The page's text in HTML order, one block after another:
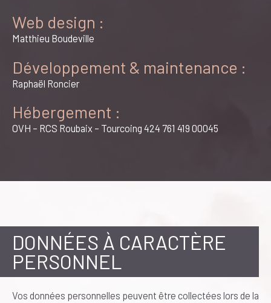
Web design :
Matthieu Boudeville
Développement & maintenance :
Raphaël Roncier
Hébergement :
OVH – RCS Roubaix – Tourcoing 424 761 419 00045
DONNÉES À CARACTÈRE
PERSONNEL
Vos données personnelles peuvent être collectées lors de la